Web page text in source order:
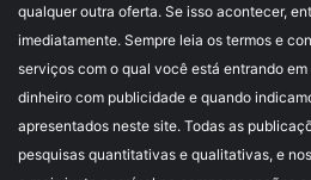
qualquer outra oferta. Se isso acontecer,
imediatamente. Sempre leia os termos e
serviços com o qual você está entrando
dinheiro com publicidade e quando
apresentados neste site. Todas as
pesquisas quantitativas e qualitativas, e